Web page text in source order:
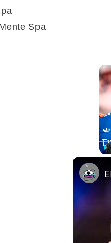
Spa